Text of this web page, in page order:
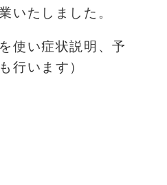
いたしました。
使い症状説明、予
行います）